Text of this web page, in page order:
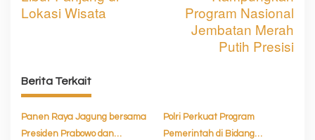
v
a
s
i
Lokasi Wisata
Program Nasional
Jembatan Merah
Putih Presisi
Berita Terkait
Panen Raya Jagung bersama
Presiden Prabowo dan
Polri Perkuat Program
Pemerintah di Bidang